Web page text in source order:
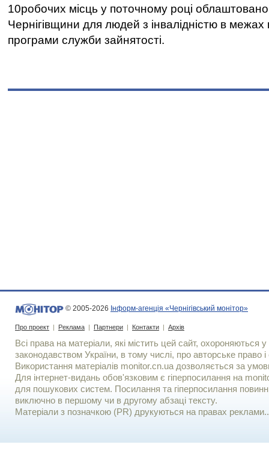
10робочих місць у поточному році
Чернігівщини для людей з інвалідністю в межах
програми служби зайнятості.
© 2005-2026 Інформ-агенція «Чернігівський монітор»
Про проект | Реклама | Партнери | Контакти | Архів
Всі права на матеріали, які містить цей сайт, охороняються у
законодавством України, в тому числі, про авторське право і
Використання матерiалiв monitor.cn.ua дозволяється за
Для iнтернет-видань обов'язковим є гiперпосилання на
для пошукових систем. Посилання та гіперпосилання
виключно в першому чи в другому абзаці тексту.
Матеріали з позначкою (PR) друкуються на правах реклами..